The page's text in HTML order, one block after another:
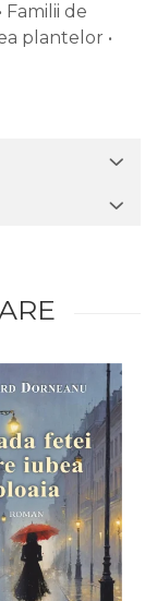
Familii de
plantelor •